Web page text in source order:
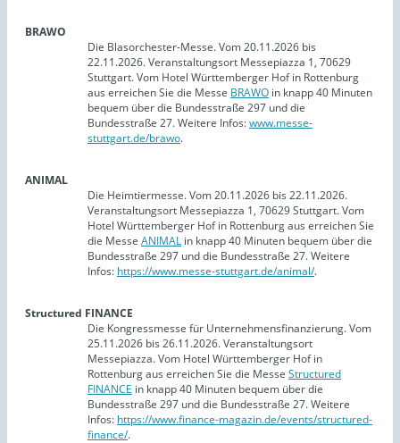
BRAWO
Die Blasorchester-Messe. Vom 20.11.2026 bis
22.11.2026. Veranstaltungsort Messepiazza 1, 70629
Stuttgart. Vom Hotel Württemberger Hof in Rottenburg
aus erreichen Sie die Messe BRAWO in knapp 40 Minuten
bequem über die Bundesstraße 297 und die
Bundesstraße 27. Weitere Infos:www.messe-
stuttgart.de/brawo.
ANIMAL
Die Heimtiermesse. Vom 20.11.2026 bis 22.11.2026.
Veranstaltungsort Messepiazza 1, 70629 Stuttgart. Vom
Hotel Württemberger Hof in Rottenburg aus erreichen Sie
die Messe ANIMAL in knapp 40 Minuten bequem über die
Bundesstraße 297 und die Bundesstraße 27. Weitere
Infos: https://www.messe-stuttgart.de/animal/.
Structured FINANCE
Die Kongressmesse für Unternehmensfinanzierung. Vom
25.11.2026 bis 26.11.2026. Veranstaltungsort
Messepiazza. Vom Hotel Württemberger Hof in
Rottenburg aus erreichen Sie die Messe Structured
FINANCE in knapp 40 Minuten bequem über die
Bundesstraße 297 und die Bundesstraße 27. Weitere
Infos: https://www.finance-magazin.de/events/structured-
finance/.